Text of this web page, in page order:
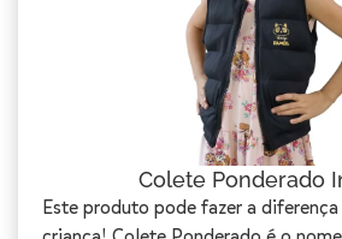
Colete Ponderado
Este produto pode fazer a